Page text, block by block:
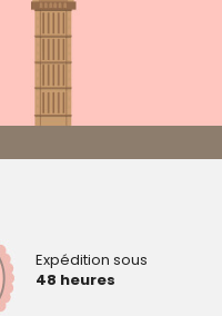
Expédition sous
48 heures